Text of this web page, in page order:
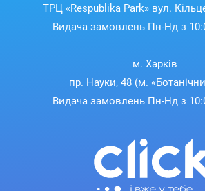
ТРЦ «Respublika Park» вул.
Видача замовлень Пн-Нд з
м. Харків
пр. Науки, 48 (м.
Видача замовлень Пн-Нд з